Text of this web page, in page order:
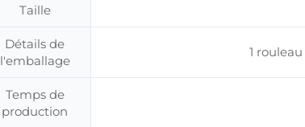
Taille
Détails de
l'emballage
1
Temps de
production